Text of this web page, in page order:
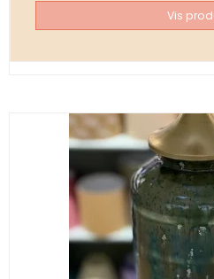
Vis